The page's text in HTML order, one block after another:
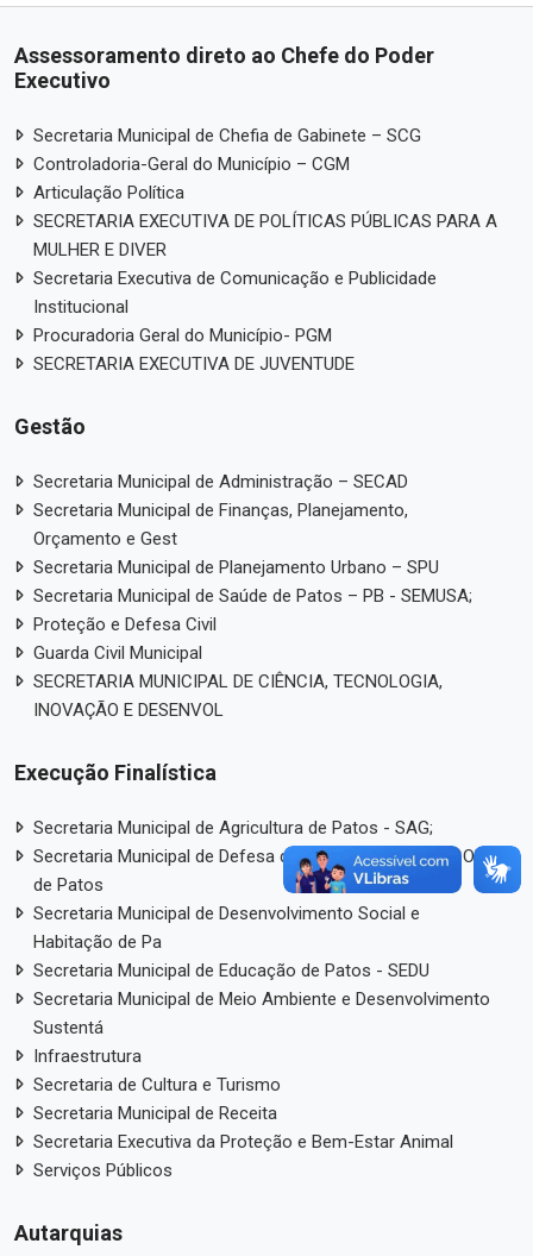
Assessoramento direto ao Chefe do Poder
Executivo
Secretaria Municipal de Chefia de Gabinete – SCG
Controladoria-Geral do Município – CGM
Articulação Política
SECRETARIA EXECUTIVA DE POLÍTICAS PÚBLICAS PARA A
MULHER E DIVER
Secretaria Executiva de Comunicação e Publicidade
Institucional
Procuradoria Geral do Município- PGM
SECRETARIA EXECUTIVA DE JUVENTUDE
Gestão
Secretaria Municipal de Administração – SECAD
Secretaria Municipal de Finanças, Planejamento,
Orçamento e Gest
Secretaria Municipal de Planejamento Urbano – SPU
Secretaria Municipal de Saúde de Patos – PB - SEMUSA;
Proteção e Defesa Civil
Guarda Civil Municipal
SECRETARIA MUNICIPAL DE CIÊNCIA, TECNOLOGIA,
INOVAÇÃO E DESENVOL
Execução Finalística
Secretaria Municipal de Agricultura de Patos - SAG;
Secretaria Municipal de Defesa do Consumidor - PROCON
de Patos
Secretaria Municipal de Desenvolvimento Social e
Habitação de Pa
Secretaria Municipal de Educação de Patos - SEDU
Secretaria Municipal de Meio Ambiente e Desenvolvimento
Sustentá
Infraestrutura
Secretaria de Cultura e Turismo
Secretaria Municipal de Receita
Secretaria Executiva da Proteção e Bem-Estar Animal
Serviços Públicos
Autarquias